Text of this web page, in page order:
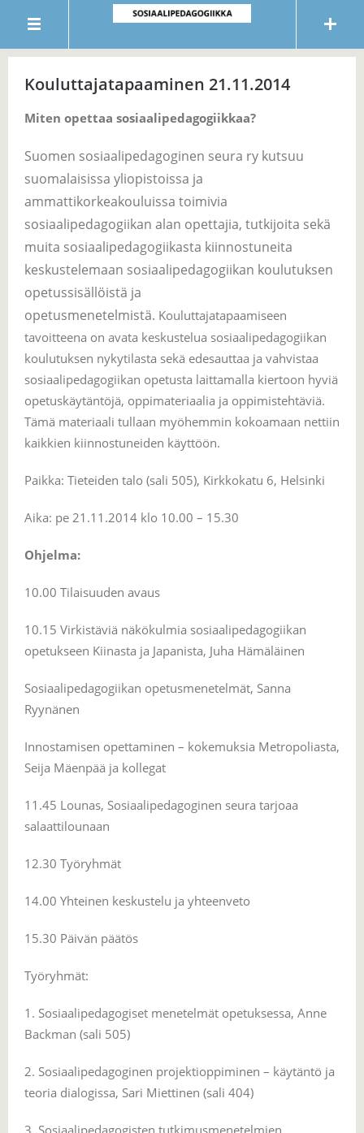
Kouluttajatapaaminen 21.11.2014
Miten opettaa sosiaalipedagogiikkaa?
Suomen sosiaalipedagoginen seura ry kutsuu
suomalaisissa yliopistoissa ja
ammattikorkeakouluissa toimivia
sosiaalipedagogiikan alan opettajia, tutkijoita sekä
muita sosiaalipedagogiikasta kiinnostuneita
keskustelemaan sosiaalipedagogiikan koulutuksen
opetussisällöistä ja
opetusmenetelmistä. Kouluttajatapaamiseen
tavoitteena on avata keskustelua sosiaalipedagogiikan
koulutuksen nykytilasta sekä edesauttaa ja vahvistaa
sosiaalipedagogiikan opetusta laittamalla kiertoon hyviä
opetuskäytäntöjä, oppimateriaalia ja oppimistehtäviä.
Tämä materiaali tullaan myöhemmin kokoamaan nettiin
kaikkien kiinnostuneiden käyttöön.
Paikka: Tieteiden talo (sali 505), Kirkkokatu 6, Helsinki
Aika: pe 21.11.2014 klo 10.00 – 15.30
Ohjelma:
10.00 Tilaisuuden avaus
10.15 Virkistäviä näkökulmia sosiaalipedagogiikan
opetukseen Kiinasta ja Japanista, Juha Hämäläinen
Sosiaalipedagogiikan opetusmenetelmät, Sanna
Ryynänen
Innostamisen opettaminen – kokemuksia Metropoliasta,
Seija Mäenpää ja kollegat
11.45 Lounas, Sosiaalipedagoginen seura tarjoaa
salaattilounaan
12.30 Työryhmät
14.00 Yhteinen keskustelu ja yhteenveto
15.30 Päivän päätös
Työryhmät:
1. Sosiaalipedagogiset menetelmät opetuksessa, Anne
Backman (sali 505)
2. Sosiaalipedagoginen projektioppiminen – käytäntö ja
teoria dialogissa, Sari Miettinen (sali 404)
3. Sosiaalipedagogisten tutkimusmenetelmien